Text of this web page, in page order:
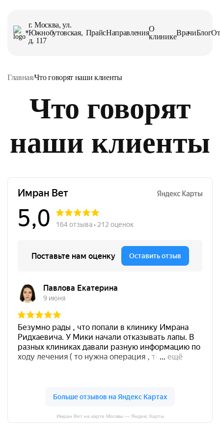
г. Москва, ул.
Южнобутовская,
д. 117
ПрайсНаправленияО
клиникеВрачиБлог
Главная/Что говорят наши клиенты
Что говорят
наши клиенты
Имран Вет на карте Москвы — Яндекс Карты